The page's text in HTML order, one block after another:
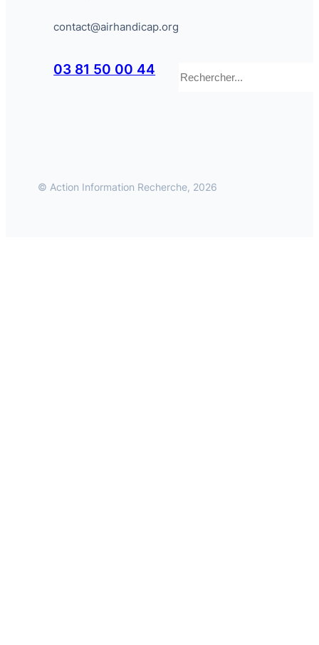
contact@airhandicap.org
03 81 50 00 44
© Action Information Recherche, 2026